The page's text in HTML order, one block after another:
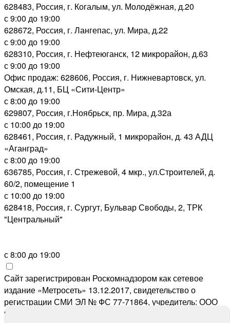
628483, Россия, г. Когалым, ул. Молодёжная, д.20
с 9:00 до 19:00
628672, Россия, г. Лангепас, ул. Мира, д.22
с 9:00 до 19:00
628310, Россия, г. Нефтеюганск, 12 микрорайон, д.63
с 9:00 до 19:00
Офис продаж: 628606, Россия, г. Нижневартовск, ул.
Омская, д.11, БЦ «Сити-Центр»
с 8:00 до 19:00
629807, Россия, г.Ноябрьск, пр. Мира, д.32а
с 10:00 до 19:00
628461, Россия, г. Радужный, 1 микрорайон, д. 43 АДЦ
«Аганград»
с 8:00 до 19:00
636785, Россия, г. Стрежевой, 4 мкр., ул.Строителей, д.
60/2, помещение 1
с 10:00 до 19:00
628418, Россия, г. Сургут, Бульвар Свободы, 2, ТРК
"Центральный"
с 8:00 до 19:00
Сайт зарегистрирован Роскомнадзором как сетевое
издание «Метросеть» 13.12.2017, свидетельство о
регистрации СМИ ЭЛ № ФС 77-71864, учредитель: ООО
“Метросеть“, главный редактор: Ермошин С.Н.,